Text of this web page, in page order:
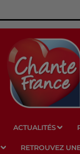
ACTUALITÉS
RETROUVEZ